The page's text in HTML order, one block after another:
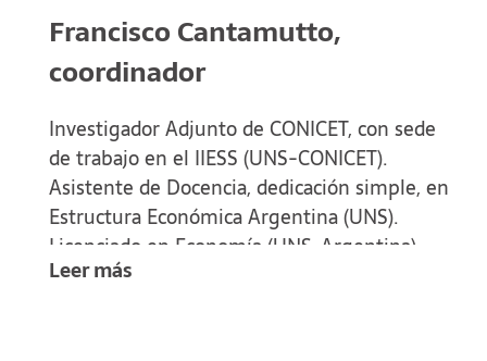
Francisco Cantamutto,
coordinador
Investigador Adjunto de CONICET, con sede
de trabajo en el IIESS (UNS-CONICET).
Asistente de Docencia, dedicación simple, en
Estructura Económica Argentina (UNS).
Licenciado en Economía (UNS-Argentina),
Maestro en Ciencias Sociales (FLACSO-
Leer más